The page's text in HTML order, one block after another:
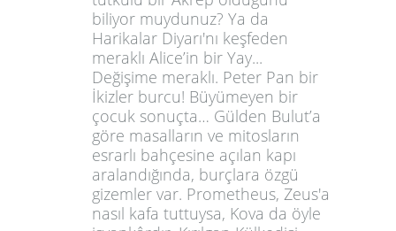
biliyor muydunuz? Ya da
Harikalar Diyarı'nı keşfeden
meraklı Alice’in bir Yay...
Değişime meraklı. Peter Pan bir
İkizler burcu! Büyümeyen bir
çocuk sonuçta… Gülden Bulut’a
göre masalların ve mitosların
esrarlı bahçesine açılan kapı
aralandığında, burçlara özgü
gizemler var. Prometheus, Zeus'a
nasıl kafa tuttuysa, Kova da öyle